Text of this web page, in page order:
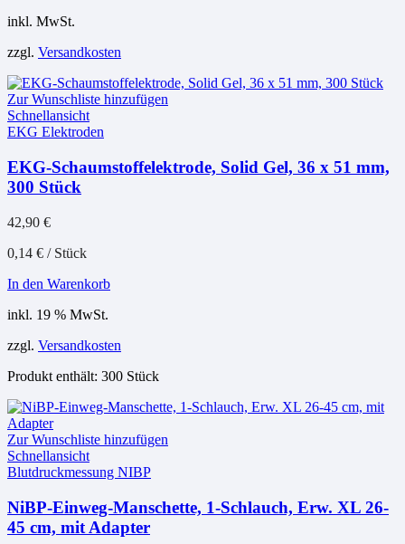
inkl. MwSt.
zzgl. Versandkosten
Zur Wunschliste hinzufügen
Schnellansicht
EKG Elektroden
EKG-Schaumstoffelektrode, Solid Gel, 36 x 51 mm,
300 Stück
42,90 €
0,14 € / Stück
In den Warenkorb
inkl. 19 % MwSt.
zzgl. Versandkosten
Produkt enthält: 300 Stück
Zur Wunschliste hinzufügen
Schnellansicht
Blutdruckmessung NIBP
NiBP-Einweg-Manschette, 1-Schlauch, Erw. XL 26-
45 cm, mit Adapter